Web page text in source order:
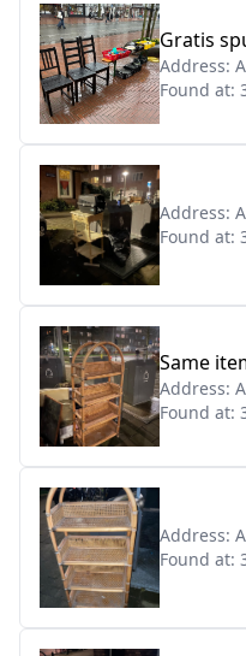
Gratis
Address:
Found at:
Address:
Found at:
Same
Address:
Found at:
Address:
Found at: